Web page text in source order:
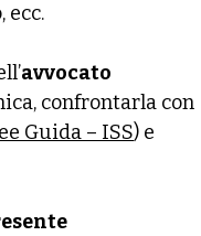
ecc.
avvocato
confrontarla con
Guida – ISS) e